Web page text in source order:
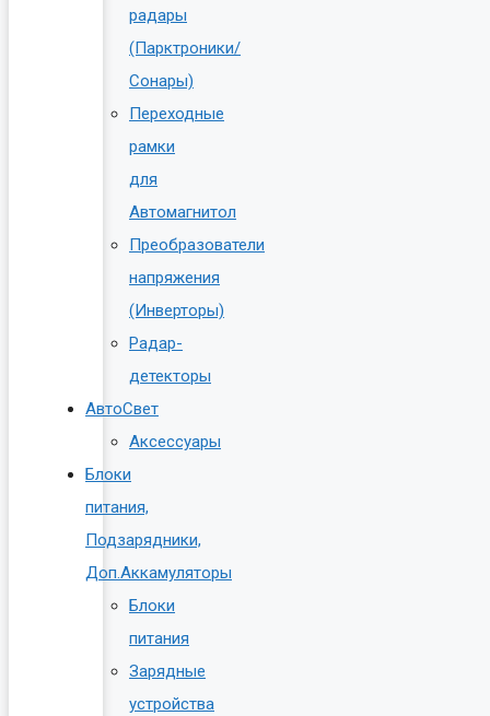
радары
(Парктроники/
Сонары)
Переходные
рамки
для
Автомагнитол
Преобразователи
напряжения
(Инверторы)
Радар-
детекторы
АвтоСвет
Аксессуары
Блоки
питания,
Подзарядники,
Доп.Аккамуляторы
Блоки
питания
Зарядные
устройства